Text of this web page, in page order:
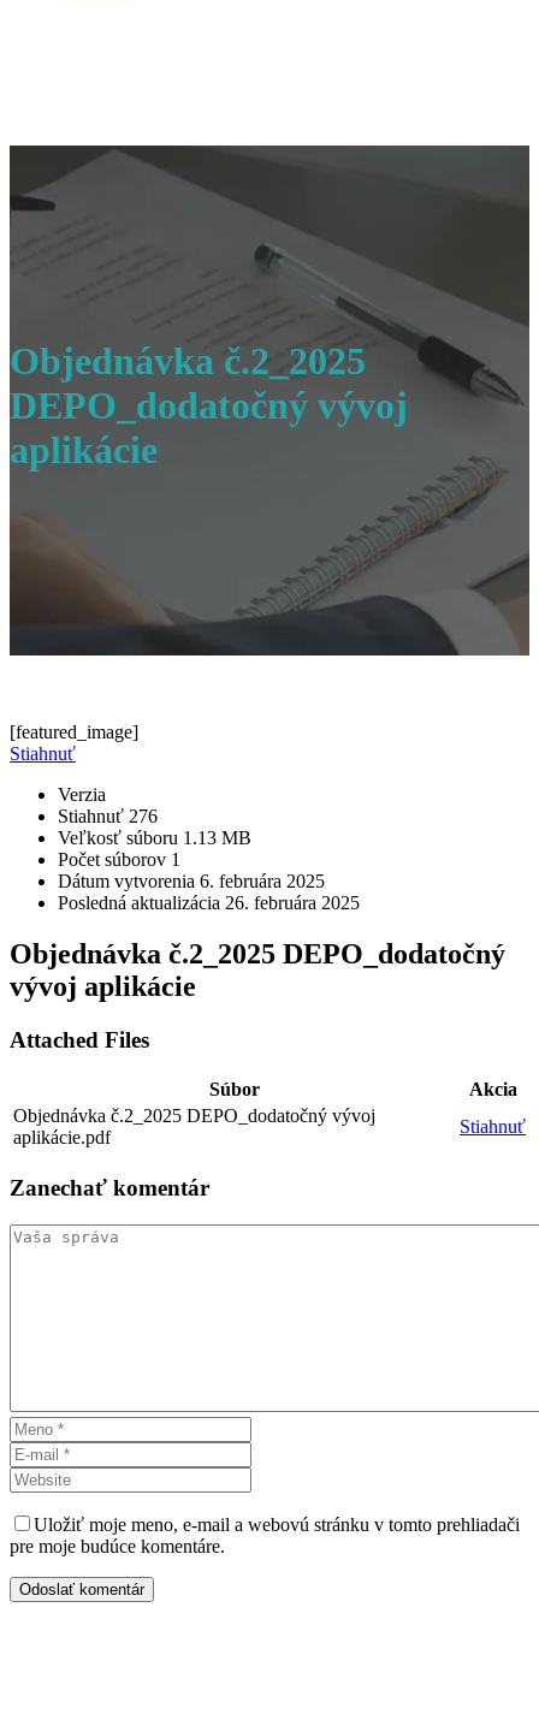
Objednávka č.2_2025
DEPO_dodatočný vývoj
aplikácie
[featured_image]
Stiahnuť
Verzia
Stiahnuť 276
Veľkosť súboru 1.13 MB
Počet súborov 1
Dátum vytvorenia 6. februára 2025
Posledná aktualizácia 26. februára 2025
Objednávka č.2_2025 DEPO_dodatočný
vývoj aplikácie
Attached Files
Súbor
Akcia
Objednávka č.2_2025 DEPO_dodatočný vývoj
aplikácie.pdf
Stiahnuť
Zanechať komentár
Uložiť moje meno, e-mail a webovú stránku v tomto prehliadači
pre moje budúce komentáre.
Odoslať komentár